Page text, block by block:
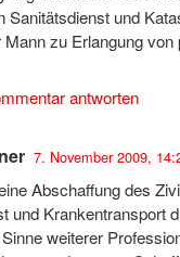
Sanitätsdienst und
Mann zu Erlangung
antworten
7. November 2009,
Abschaffung des
und Krankentransport
weiterer